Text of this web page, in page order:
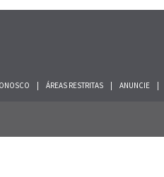
ÁREAS RESTRITAS ANUNCIE